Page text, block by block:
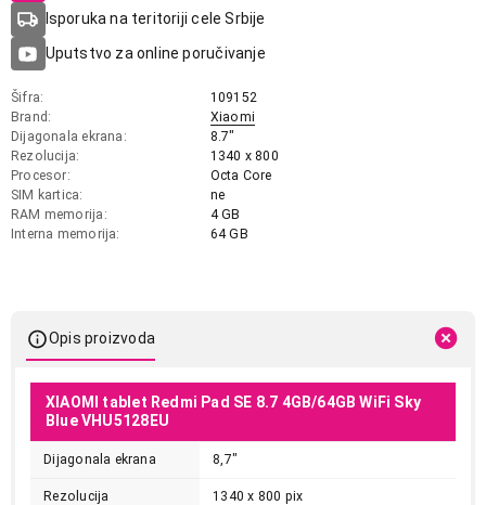
Isporuka na teritoriji cele Srbije
Uputstvo za online poručivanje
Šifra
109152
Brand
Xiaomi
Dijagonala ekrana
8.7"
Rezolucija
1340 x 800
Procesor
Octa Core
SIM kartica
ne
RAM memorija
4 GB
Interna memorija
64 GB
Opis proizvoda
XIAOMI tablet Redmi Pad SE 8.7 4GB/64GB WiFi Sky
Blue VHU5128EU
Dijagonala ekrana 8,7"
Rezolucija 1340 x 800 pix